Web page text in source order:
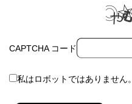
CAPTCHA コード
私はロボットではありません。